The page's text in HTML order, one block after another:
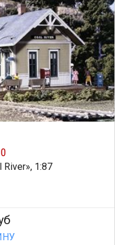
River», 1:87